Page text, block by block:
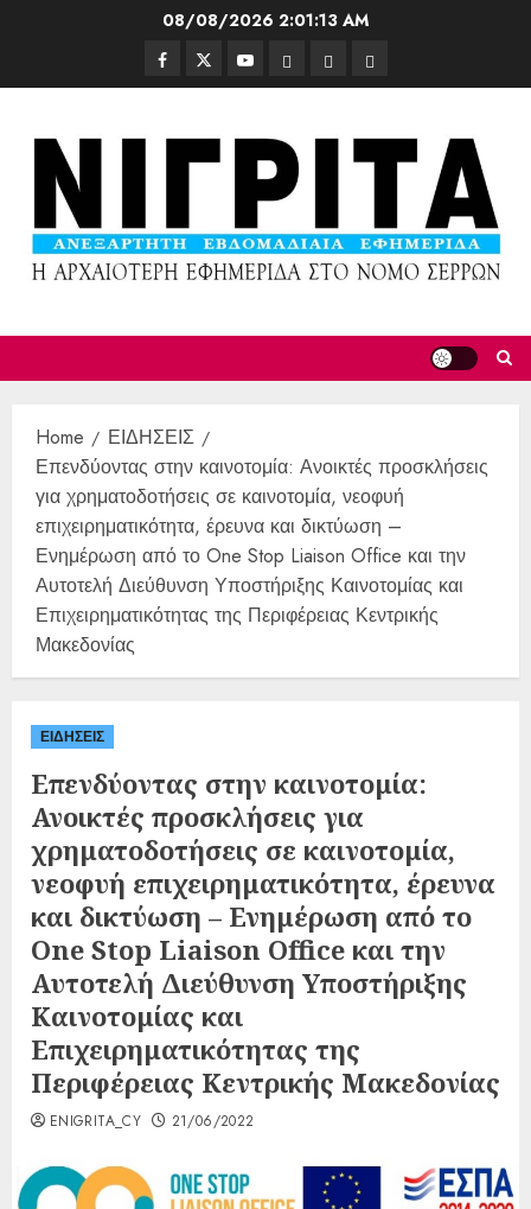
08/08/2026 2:01:15 AM
Home
ΕΙΔΗΣΕΙΣ
Επενδύοντας στην καινοτομία: Ανοικτές προσκλήσεις
για χρηματοδοτήσεις σε καινοτομία, νεοφυή
επιχειρηματικότητα, έρευνα και δικτύωση –
Ενημέρωση από το One Stop Liaison Office και την
Αυτοτελή Διεύθυνση Υποστήριξης Καινοτομίας και
Επιχειρηματικότητας της Περιφέρειας Κεντρικής
Μακεδονίας
ΕΙΔΗΣΕΙΣ
Επενδύοντας στην καινοτομία:
Ανοικτές προσκλήσεις για
χρηματοδοτήσεις σε καινοτομία,
νεοφυή επιχειρηματικότητα, έρευνα
και δικτύωση – Ενημέρωση από το
One Stop Liaison Office και την
Αυτοτελή Διεύθυνση Υποστήριξης
Καινοτομίας και
Επιχειρηματικότητας της
Περιφέρειας Κεντρικής Μακεδονίας
ENIGRITA_CY 21/06/2022